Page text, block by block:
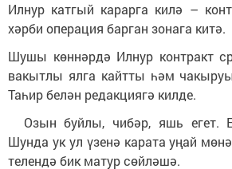
Илнур катгый карарга килә –
хәрби операция барган зонага китә.
Шушы көннәрдә Илнур контракт
вакытлы ялга кайтты һәм
Таһир белән редакциягә килде.
Озын буйлы, чибәр, яшь егет.
Шунда ук ул үзенә карата уңай
телендә бик матур сөйләшә.